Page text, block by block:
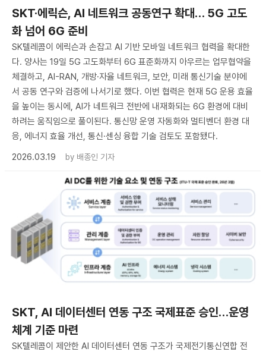
SKT·에릭슨, AI 네트워크 공동연구 확대… 5G 고도
화 넘어 6G 준비
SK텔레콤이 에릭슨과 손잡고 AI 기반 모바일 네트워크 협력을 확대한
다. 양사는 19일 5G 고도화부터 6G 표준화까지 아우르는 업무협약을
체결하고, AI-RAN, 개방·자율 네트워크, 보안, 미래 통신기술 분야에
서 공동 연구와 검증에 나서기로 했다. 이번 협력은 현재 5G 운용 효율
을 높이는 동시에, AI가 네트워크 전반에 내재화되는 6G 환경에 대비
하려는 움직임으로 풀이된다. 통신망 운영 자동화와 멀티벤더 환경 대
응, 에너지 효율 개선, 통신·센싱 융합 기술 검토도 포함됐다.
2026.03.19
by 배종인 기자
SKT, AI 데이터센터 연동 구조 국제표준 승인…운영
체계 기준 마련
SK텔레콤이 제안한 AI 데이터센터 연동 구조가 국제전기통신연합 전